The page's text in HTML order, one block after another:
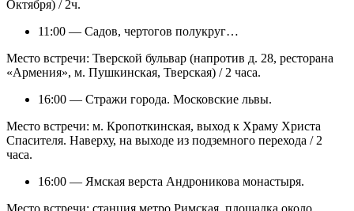
Октября) / 2ч.
11:00 — Садов, чертогов полукруг…
Место встречи: Тверской бульвар (напротив д. 28, ресторана
«Армения», м. Пушкинская, Тверская) / 2 часа.
16:00 — Стражи города. Московские львы.
Место встречи: м. Кропоткинская, выход к Храму Христа
Спасителя. Наверху, на выходе из подземного перехода / 2
часа.
16:00 — Ямская верста Андроникова монастыря.